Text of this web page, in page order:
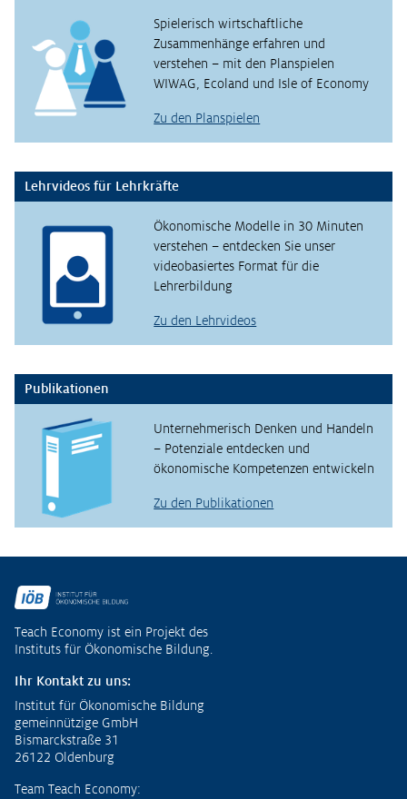
Spielerisch wirtschaftliche
Zusammenhänge erfahren und
verstehen – mit den Planspielen
WIWAG, Ecoland und Isle of Economy
Zu den Planspielen
Lehrvideos für Lehrkräfte
Ökonomische Modelle in 30 Minuten
verstehen – entdecken Sie unser
videobasiertes Format für die
Lehrerbildung
Zu den Lehrvideos
Publikationen
Unternehmerisch Denken und Handeln
– Potenziale entdecken und
ökonomische Kompetenzen entwickeln
Zu den Publikationen
Teach Economy ist ein Projekt des
Instituts für Ökonomische Bildung.
Ihr Kontakt zu uns:
Institut für Ökonomische Bildung
gemeinnützige GmbH
Bismarckstraße 31
26122 Oldenburg
Team Teach Economy: